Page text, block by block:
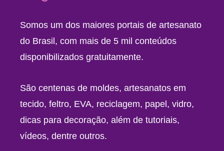
Somos um dos maiores portais de artesanato
do Brasil, com mais de 5 mil conteúdos
disponibilizados gratuitamente.
São centenas de moldes, artesanatos em
tecido, feltro, EVA, reciclagem, papel, vidro,
dicas para decoração, além de tutoriais,
vídeos, dentre outros.